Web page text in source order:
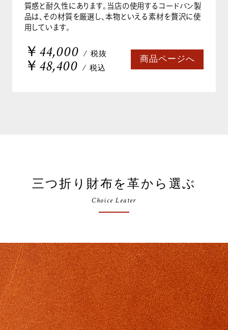
質感と耐久性にあります。当店の使用するコードバン製
品は、その材質を厳選し、本物といえる素材を贅沢に使
用しています。
￥44,000 / 税抜
￥48,400 / 税込
商品ページへ
三つ折り財布を革から選ぶ
Choice Leater